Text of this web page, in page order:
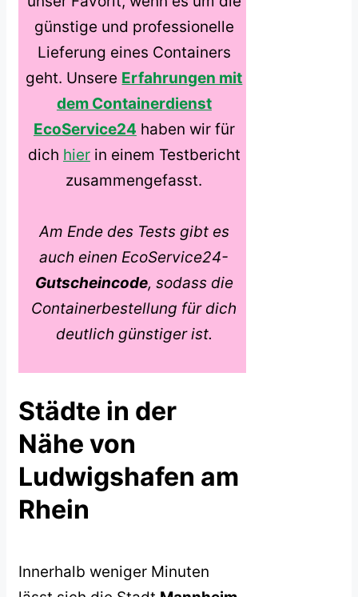
günstige und professionelle
Lieferung eines Containers
geht. Unsere Erfahrungen mit
dem Containerdienst
EcoService24 haben wir für
dich hierin einem Testbericht
zusammengefasst.
Am Ende des Tests gibt es
auch einen EcoService24-
Gutscheincode, sodass die
Containerbestellung für dich
deutlich günstiger ist.
Städte in der
Nähe von
Ludwigshafen am
Rhein
Innerhalb weniger Minuten